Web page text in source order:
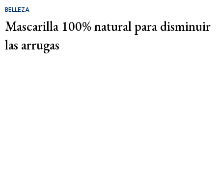
BELLEZA
Mascarilla 100% natural para disminuir
las arrugas